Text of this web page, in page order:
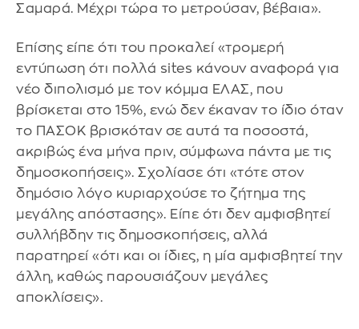
Σαμαρά. Μέχρι τώρα το μετρούσαν, βέβαια».
Επίσης είπε ότι του προκαλεί «τρομερή
εντύπωση ότι πολλά sites κάνουν αναφορά για
νέο διπολισμό με τον κόμμα ΕΛΑΣ, που
βρίσκεται στο 15%, ενώ δεν έκαναν το ίδιο όταν
το ΠΑΣΟΚ βρισκόταν σε αυτά τα ποσοστά,
ακριβώς ένα μήνα πριν, σύμφωνα πάντα με τις
δημοσκοπήσεις». Σχολίασε ότι «τότε στον
δημόσιο λόγο κυριαρχούσε το ζήτημα της
μεγάλης απόστασης». Είπε ότι δεν αμφισβητεί
συλλήβδην τις δημοσκοπήσεις, αλλά
παρατηρεί «ότι και οι ίδιες, η μία αμφισβητεί την
άλλη, καθώς παρουσιάζουν μεγάλες
αποκλίσεις».